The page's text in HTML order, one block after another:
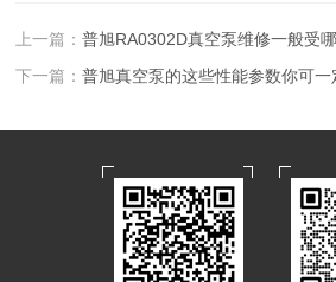
上一篇：普旭RA0302D真空泵维修一般受
下一篇：普旭真空泵的这些性能参数你可一